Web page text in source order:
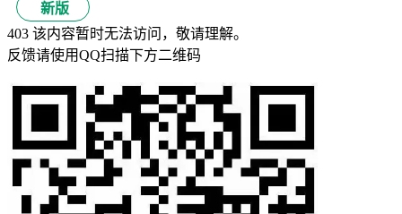
新版
403 该内容暂时无法访问，敬请理解。
反馈请使用QQ扫描下方二维码